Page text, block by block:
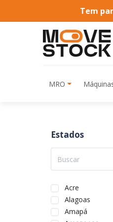
Tem
MRO
Estados
Acre
Alagoas
Amapá